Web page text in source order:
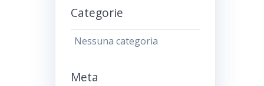
Categorie
Nessuna categoria
Meta